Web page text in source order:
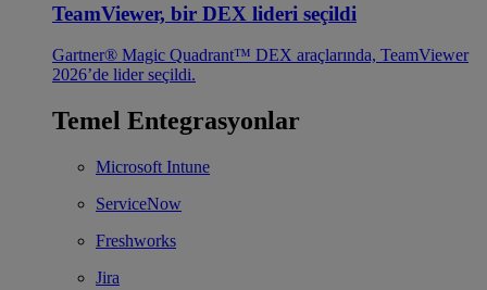
TeamViewer, bir DEX lideri seçildi
Gartner® Magic Quadrant™ DEX araçlarında, TeamViewer
2026’de lider seçildi.
Temel Entegrasyonlar
Microsoft Intune
ServiceNow
Freshworks
Jira